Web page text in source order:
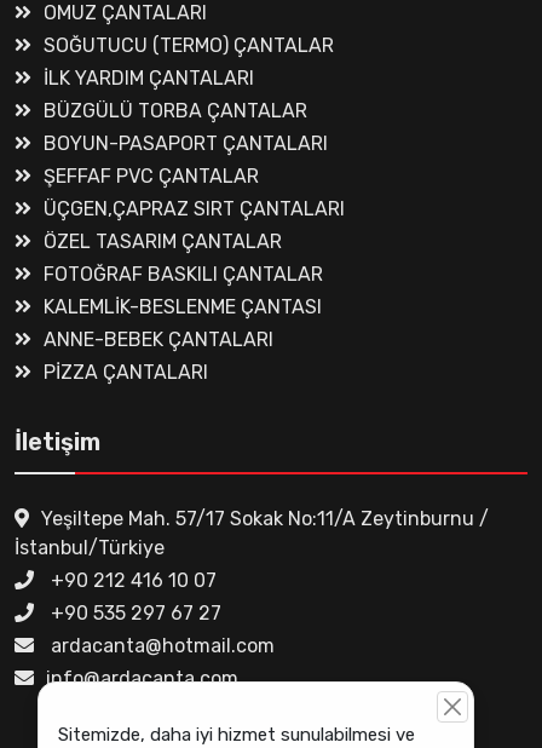
OMUZ ÇANTALARI
SOĞUTUCU (TERMO) ÇANTALAR
İLK YARDIM ÇANTALARI
BÜZGÜLÜ TORBA ÇANTALAR
BOYUN-PASAPORT ÇANTALARI
ŞEFFAF PVC ÇANTALAR
ÜÇGEN,ÇAPRAZ SIRT ÇANTALARI
ÖZEL TASARIM ÇANTALAR
FOTOĞRAF BASKILI ÇANTALAR
KALEMLİK-BESLENME ÇANTASI
ANNE-BEBEK ÇANTALARI
PİZZA ÇANTALARI
İletişim
Yeşiltepe Mah. 57/17 Sokak No:11/A Zeytinburnu /
İstanbul/Türkiye
+90 212 416 10 07
+90 535 297 67 27
ardacanta@hotmail.com
info@ardacanta.com
Sitemizde, daha iyi hizmet sunulabilmesi ve